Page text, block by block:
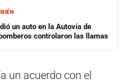
un auto en la Autovía de
controlaron las llamas
un acuerdo con el